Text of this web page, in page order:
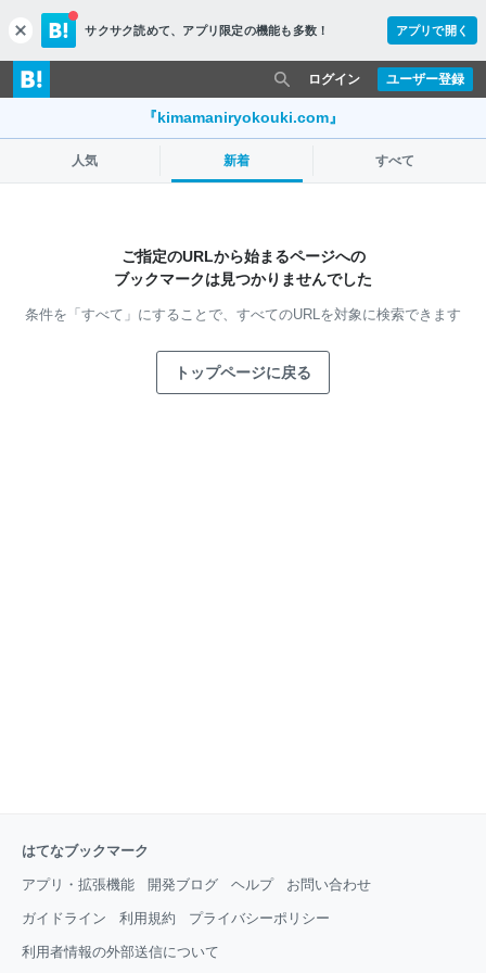
c
l
o
s
サクサク読めて、 アプリ限定の機能も多数！ アプリで開く
ユーザー登録
ログイン
『kimamaniryokouki.com』
人気 新着 すべて
ご指定のURLから始まるページへの
ブックマークは見つかりませんでした
条件を「すべて」にすることで、 すべてのURLを対象に検索できます
トップページに戻る
はてなブックマーク
アプリ・拡張機能 開発ブログ ヘルプ お問い合わせ
ガイドライン 利用規約 プライバシーポリシー
利用者情報の外部送信について